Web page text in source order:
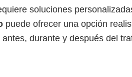
soluciones
puede ofrecer una opción
durante y después del